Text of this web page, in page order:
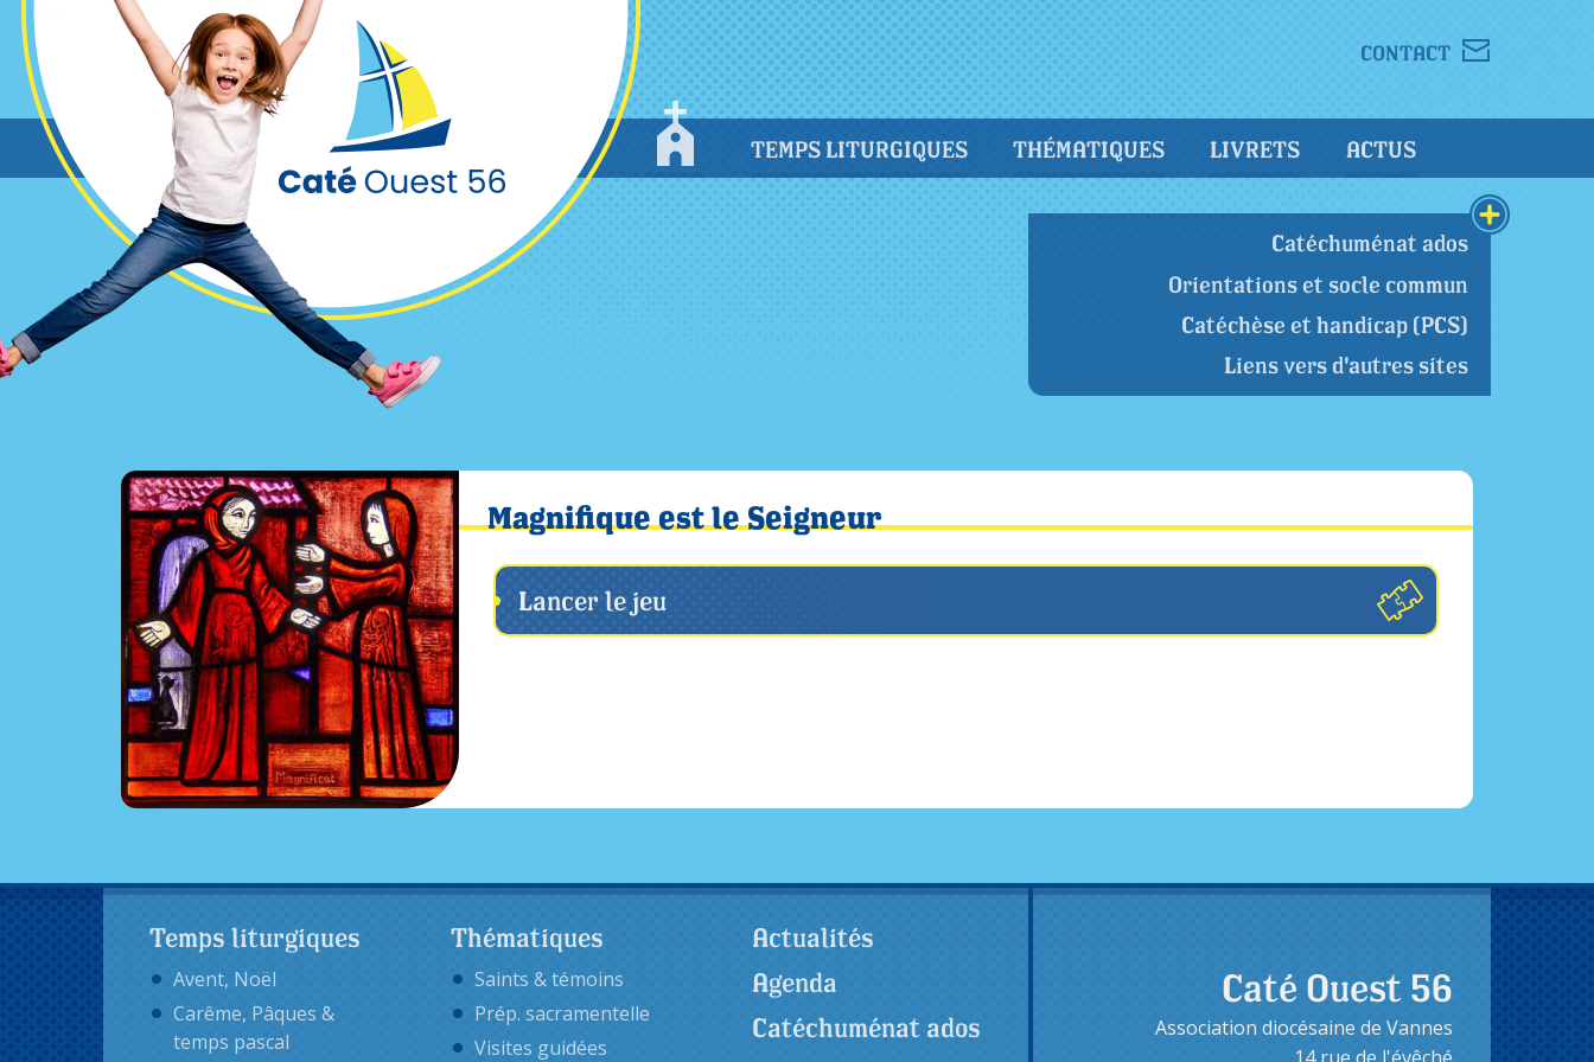
TEMPS LITURGIQUES THÉMATIQUES LIVRETS ACTUS
Catéchuménat ados
Orientations et socle commun
Catéchèse et handicap (PCS)
Liens vers d'autres sites
CONTACT
Magnifique est le Seigneur
Lancer le jeu
Temps liturgiques
Avent, Noël
Carême, Pâques &
temps pascal
Thématiques
Saints & témoins
Prép. sacramentelle
Visites guidées
Actualités
Agenda
Catéchuménat ados
Caté Ouest 56
Association diocésaine de Vannes
14 rue de l'évêché
Cookies management panel